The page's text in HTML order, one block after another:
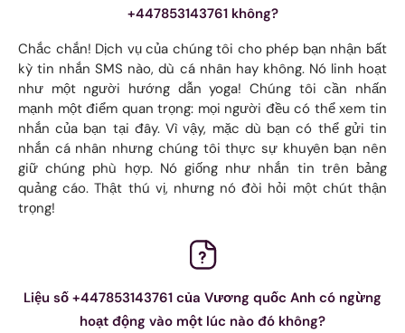
+447853143761 không?
Chắc chắn! Dịch vụ của chúng tôi cho phép bạn nhận bất
kỳ tin nhắn SMS nào, dù cá nhân hay không. Nó linh hoạt
như một người hướng dẫn yoga! Chúng tôi cần nhấn
mạnh một điểm quan trọng: mọi người đều có thể xem tin
nhắn của bạn tại đây. Vì vậy, mặc dù bạn có thể gửi tin
nhắn cá nhân nhưng chúng tôi thực sự khuyên bạn nên
giữ chúng phù hợp. Nó giống như nhắn tin trên bảng
quảng cáo. Thật thú vị, nhưng nó đòi hỏi một chút thận
trọng!
Liệu số +447853143761 của Vương quốc Anh có ngừng
hoạt động vào một lúc nào đó không?